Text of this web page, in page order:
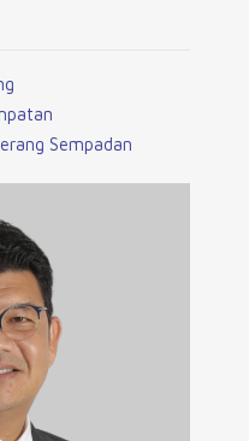
Sempadan